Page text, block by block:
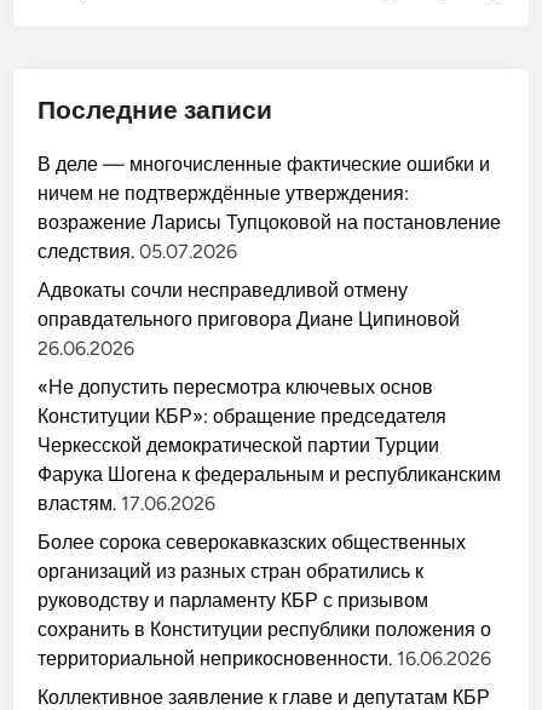
Последние записи
В деле — многочисленные фактические ошибки и
ничем не подтверждённые утверждения:
возражение Ларисы Тупцоковой на постановление
следствия. 05.07.2026
Адвокаты сочли несправедливой отмену
оправдательного приговора Диане Ципиновой
26.06.2026
«Не допустить пересмотра ключевых основ
Конституции КБР»: обращение председателя
Черкесской демократической партии Турции
Фарука Шогена к федеральным и республиканским
властям. 17.06.2026
Более сорока северокавказских общественных
организаций из разных стран обратились к
руководству и парламенту КБР с призывом
сохранить в Конституции республики положения о
территориальной неприкосновенности. 16.06.2026
Коллективное заявление к главе и депутатам КБР